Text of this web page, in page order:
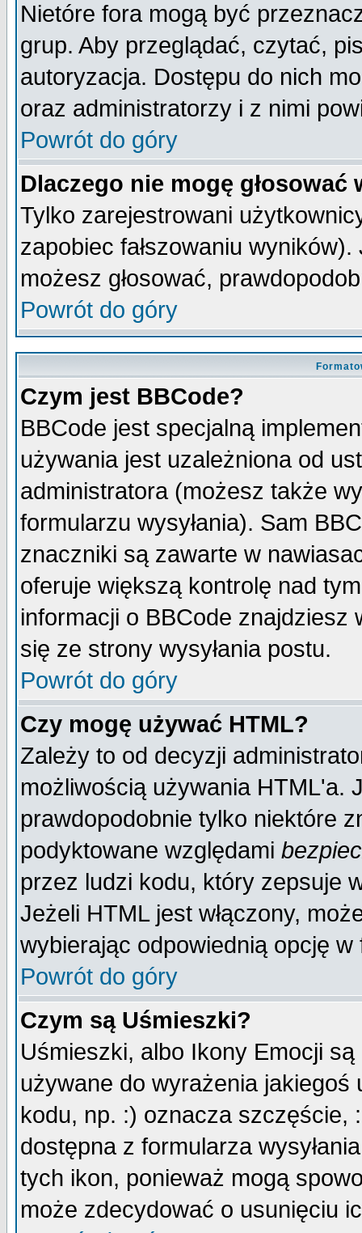
Nietóre fora mogą być
grup. Aby przeglądać, czytać,
autoryzacja. Dostępu do nich
oraz administratorzy i z nimi
Powrót do góry
Dlaczego nie mogę głosować
Tylko zarejestrowani
zapobiec fałszowaniu
możesz głosować,
Powrót do góry
Czym jest BBCode?
BBCode jest specjalną
używania jest uzależniona od
administratora (możesz także
formularzu wysyłania). Sam
znaczniki są zawarte w
oferuje większą kontrolę nad
informacji o BBCode
się ze strony wysyłania postu.
Powrót do góry
Czy mogę używać HTML?
Zależy to od decyzji
możliwością używania HTML'a.
prawdopodobnie tylko niektóre
podyktowane względami
przez ludzi kodu, który zepsuje
Jeżeli HTML jest włączony,
wybierając odpowiednią opcję w
Powrót do góry
Czym są Uśmieszki?
Uśmieszki, albo Ikony Emocji
używane do wyrażenia
kodu, np. :) oznacza szczęście,
dostępna z formularza
tych ikon, ponieważ mogą
może zdecydować o usunięciu